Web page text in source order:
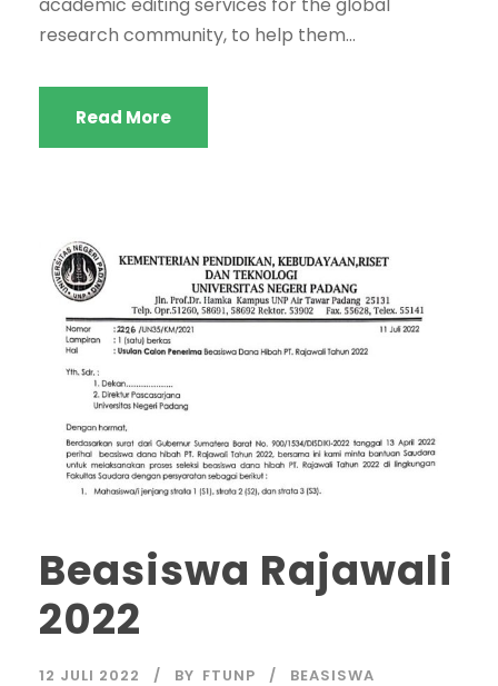
research community, to help them...
Read More
Beasiswa Rajawali
2022
12 JULI 2022 BY FTUNP BEASISWA